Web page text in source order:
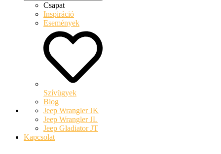
Csapat
Inspiráció
Események
Szívügyek
Blog
Jeep Wrangler JK
Jeep Wrangler JL
Jeep Gladiator JT
Kapcsolat